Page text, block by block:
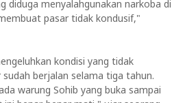
diduga menyalahgunakan narkoba di
pasar tidak kondusif,"
kondisi yang tidak
berjalan selama tiga tahun.
warung Sohib yang buka sampai